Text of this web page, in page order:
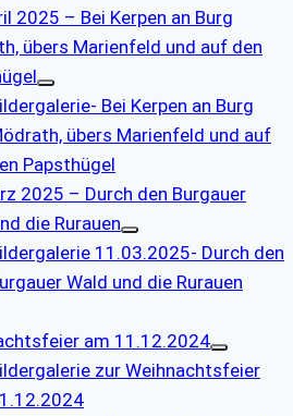
2025 – Bei Kerpen an Burg
übers Marienfeld und auf den
Bei Kerpen an Burg
übers Marienfeld und auf
Papsthügel
2025 – Durch den Burgauer
die Rurauen
11.03.2025- Durch den
Wald und die Rurauen
am 11.12.2024
zur Weihnachtsfeier